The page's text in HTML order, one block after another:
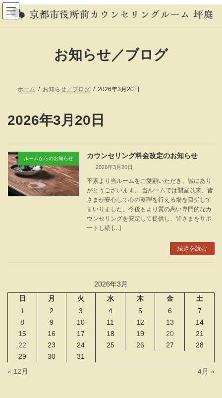
コ
ン
テ
ナ
ビ
ゲ
お知らせ／ブログ
ホーム お知らせ／ブログ 2026年3月20日
2026年3月20日
ルームからのお知らせ カウンセリング料金改定のお知らせ
2026年3月20日
平素より当ルームをご愛顧いただき、誠にあり
がとうございます。 当ルームでは開室以来、皆
さまが安心して心の整理を行える場を目指して
まいりました。今後もより質の高い専門的なカ
ウンセリングを安定して提供し、皆さまをサポ
ートし続 […]
続きを読む
2026年3月
日
月 火 水 木 金
土
1
2 3 4 5 6
7
8
9 10 11 12 13
14
15
16 17 18 19 20
21
22
23 24 25 26 27
28
29
30
31
« 12月
4月 »